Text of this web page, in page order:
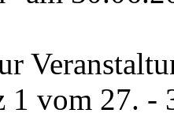
1 vom 27. -